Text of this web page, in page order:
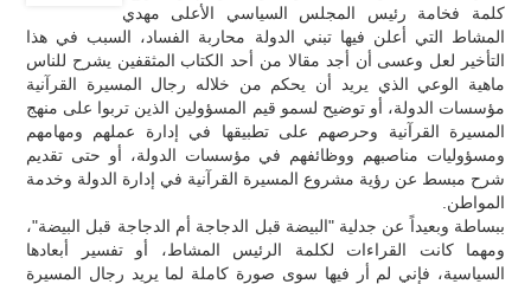
كلمة فخامة رئيس المجلس السياسي الأعلى مهدي
المشاط التي أعلن فيها تبني الدولة محاربة الفساد، السبب في هذا
التأخير لعل وعسى أن أجد مقالا من أحد الكتاب المثقفين يشرح للناس
ماهية الوعي الذي يريد أن يحكم من خلاله رجال المسيرة القرآنية
مؤسسات الدولة، أو توضيح لسمو قيم المسؤولين الذين تربوا على منهج
المسيرة القرآنية وحرصهم على تطبيقها في إدارة عملهم ومهامهم
ومسؤوليات مناصبهم ووظائفهم في مؤسسات الدولة، أو حتى تقديم
شرح مبسط عن رؤية مشروع المسيرة القرآنية في إدارة الدولة وخدمة
المواطن.
ببساطة وبعيداً عن جدلية "البيضة قبل الدجاجة أم الدجاجة قبل البيضة"،
ومهما كانت القراءات لكلمة الرئيس المشاط، أو تفسير أبعادها
السياسية، فإني لم أر فيها سوى صورة كاملة لما يريد رجال المسيرة